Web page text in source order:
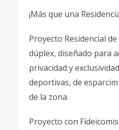
¡Más que una
Proyecto Residencial
dúplex, diseñado para
privacidad y
deportivas, de
de la zona.
Proyecto con